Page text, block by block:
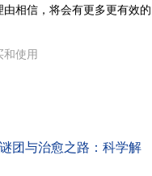
相信，将会有更多更有效的
使用
团与治愈之路：科学解